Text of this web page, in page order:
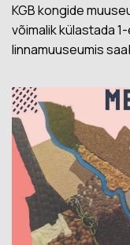
KGB kongide
võimalik külastada
linnamuuseumis